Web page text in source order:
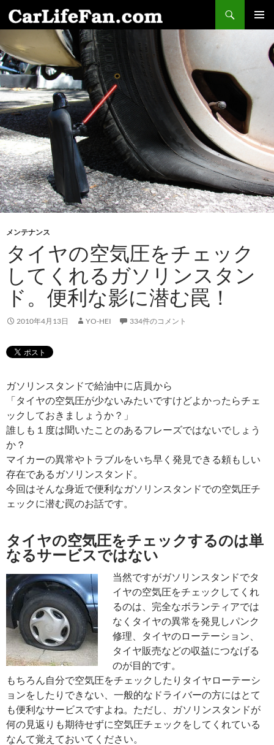
索
ニュー
コ
テ
ン
ツ
へ
ス
キ
ッ
プ
メンテナンス
タイヤの空気圧をチェック
してくれるガソリンスタン
ド。便利な影に潜む罠！
2010年4月13日 YO-HEI 334件のコメント
ガソリンスタンドで給油中に店員から
「タイヤの空気圧が少ないみたいですけどよかったらチェ
ックしておきましょうか？」
誰しも１度は聞いたことのあるフレーズではないでしょう
か？
マイカーの異常やトラブルをいち早く発見できる頼もしい
存在であるガソリンスタンド。
今回はそんな身近で便利なガソリンスタンドでの空気圧チ
ェックに潜む罠のお話です。
タイヤの空気圧をチェックするのは単
なるサービスではない
当然ですがガソリンスタンドでタ
イヤの空気圧をチェックしてくれ
るのは、完全なボランティアでは
なくタイヤの異常を発見しパンク
修理、タイヤのローテーション、
タイヤ販売などの収益につなげる
のが目的です。
もちろん自分で空気圧をチェックしたりタイヤローテーシ
ョンをしたりできない、一般的なドライバーの方にはとて
も便利なサービスですよね。ただし、ガソリンスタンドが
何の見返りも期待せずに空気圧チェックをしてくれている
なんて覚えておいてください。